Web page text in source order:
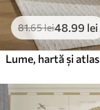
81.65lei48.99 lei
Lume, hartă și atlas